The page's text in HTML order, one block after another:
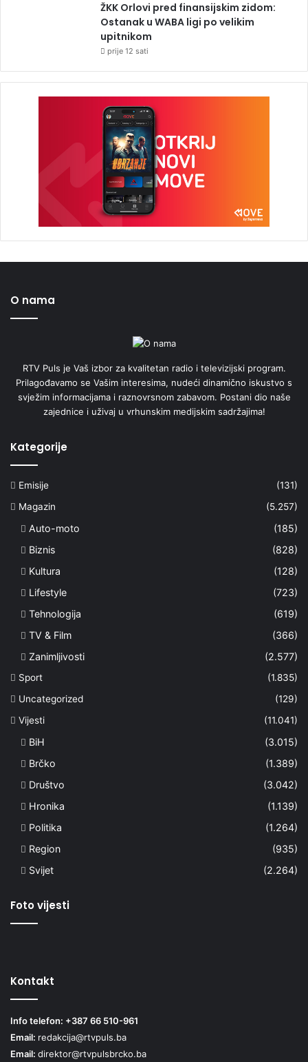
ŽKK Orlovi pred finansijskim zidom:
Ostanak u WABA ligi po velikim
upitnikom
prije 12 sati
O nama
RTV Puls je Vaš izbor za kvalitetan radio i televizijski program.
Prilagođavamo se Vašim interesima, nudeći dinamično iskustvo s
svježim informacijama i raznovrsnom zabavom. Postani dio naše
zajednice i uživaj u vrhunskim medijskim sadržajima!
Kategorije
Emisije
(131)
Magazin
(5.257)
Auto-moto
(185)
Biznis
(828)
Kultura
(128)
Lifestyle
(723)
Tehnologija
(619)
TV & Film
(366)
Zanimljivosti
(2.577)
Sport
(1.835)
Uncategorized
(129)
Vijesti
(11.041)
BiH
(3.015)
Brčko
(1.389)
Društvo
(3.042)
Hronika
(1.139)
Politika
(1.264)
Region
(935)
Svijet
(2.264)
Foto vijesti
Kontakt
Info telefon: +387 66 510-961
Email: redakcija@rtvpuls.ba
Email: direktor@rtvpulsbrcko.ba